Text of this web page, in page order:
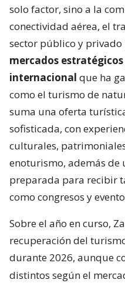
solo factor, sino a la
conectividad aérea, el
sector público y privado
mercados
internacional que ha
como el turismo de
suma una oferta
sofisticada, con
culturales,
enoturismo, además
preparada para recibir
como congresos y
Sobre el año en curso,
recuperación del
durante 2026, aunque
distintos según el